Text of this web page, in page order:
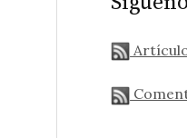
efectivo ahora que la UE